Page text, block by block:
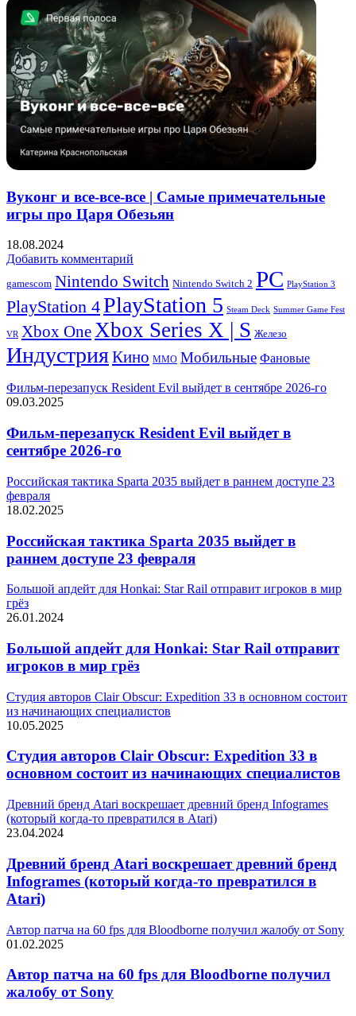
Вуконг и все-все-все | Самые примечательные
игры про Царя Обезьян
18.08.2024
Добавить комментарий
gamescom Nintendo Switch Nintendo Switch 2 PC PlayStation 3
PlayStation 4PlayStation 5 Steam Deck Summer Game Fest
VR Xbox OneXbox Series X | S Железо
ИндустрияКино ММО Мобильные Фановые
Фильм-перезапуск Resident Evil выйдет в сентябре 2026-го
09.03.2025
Фильм-перезапуск Resident Evil выйдет в
сентябре 2026-го
Российская тактика Sparta 2035 выйдет в раннем доступе 23
февраля
18.02.2025
Российская тактика Sparta 2035 выйдет в
раннем доступе 23 февраля
Большой апдейт для Honkai: Star Rail отправит игроков в мир
грёз
26.01.2024
Большой апдейт для Honkai: Star Rail отправит
игроков в мир грёз
Студия авторов Clair Obscur: Expedition 33 в основном состоит
из начинающих специалистов
10.05.2025
Студия авторов Clair Obscur: Expedition 33 в
основном состоит из начинающих специалистов
Древний бренд Atari воскрешает древний бренд Infogrames
(который когда-то превратился в Atari)
23.04.2024
Древний бренд Atari воскрешает древний бренд
Infogrames (который когда-то превратился в
Atari)
Автор патча на 60 fps для Bloodborne получил жалобу от Sony
01.02.2025
Автор патча на 60 fps для Bloodborne получил
жалобу от Sony